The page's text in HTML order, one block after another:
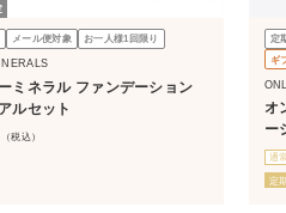
メール便対象 お一人様1回限り
ミネラル ファンデーション
ルセット
（税込）
定
ギ
オ
ー
通常
定